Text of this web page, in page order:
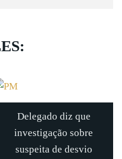
Delegado diz que
investigação sobre
suspeita de desvio